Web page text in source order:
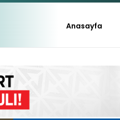
Anasayfa